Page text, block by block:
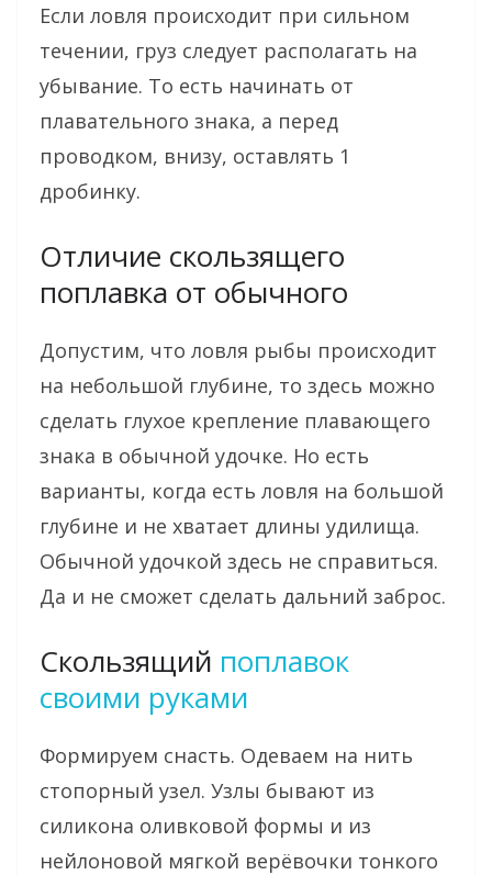
Если ловля происходит при сильном
течении, груз следует располагать на
убывание. То есть начинать от
плавательного знака, а перед
проводком, внизу, оставлять 1
дробинку.
Отличие скользящего
поплавка от обычного
Допустим, что ловля рыбы происходит
на небольшой глубине, то здесь можно
сделать глухое крепление плавающего
знака в обычной удочке. Но есть
варианты, когда есть ловля на большой
глубине и не хватает длины удилища.
Обычной удочкой здесь не справиться.
Да и не сможет сделать дальний заброс.
Скользящий поплавок
своими руками
Формируем снасть. Одеваем на нить
стопорный узел. Узлы бывают из
силикона оливковой формы и из
нейлоновой мягкой верёвочки тонкого